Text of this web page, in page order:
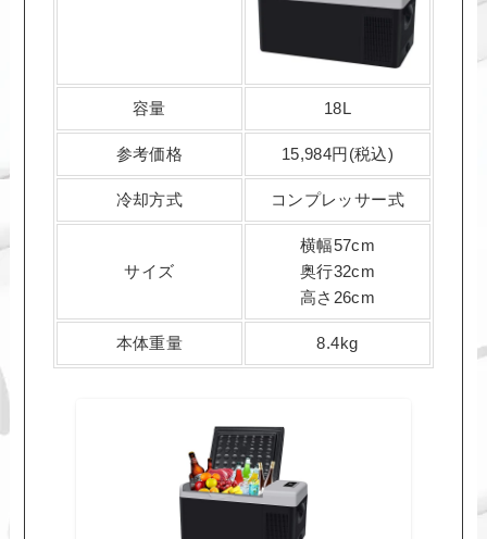
容量 18L
参考価格 15,984円(税込)
冷却方式 コンプレッサー式
サイズ
横幅57cm
奥行32cm
高さ26cm
本体重量 8.4kg